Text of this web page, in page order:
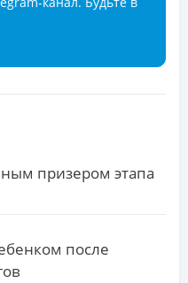
призером этапа
после